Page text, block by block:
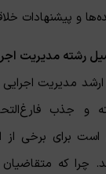
رشته مدیریت
مدیریت
و جذب
برای برخی از
چرا که